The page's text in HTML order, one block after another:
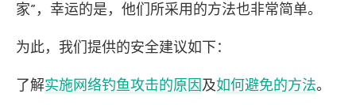
家”，幸运的是，他们所采用的方法也非常简单。
为此，我们提供的安全建议如下：
了解实施网络钓鱼攻击的原因及如何避免的方法。